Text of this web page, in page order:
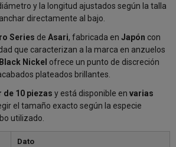
y la longitud ajustados según la talla
directamente al bajo.
Series de Asari, fabricada en Japón con
que caracterizan a la marca en anzuelos
Black Nickel ofrece un punto de discreción
plateados brillantes.
de 10 piezas y está disponible en varias
el tamaño exacto según la especie
utilizado.
Dato